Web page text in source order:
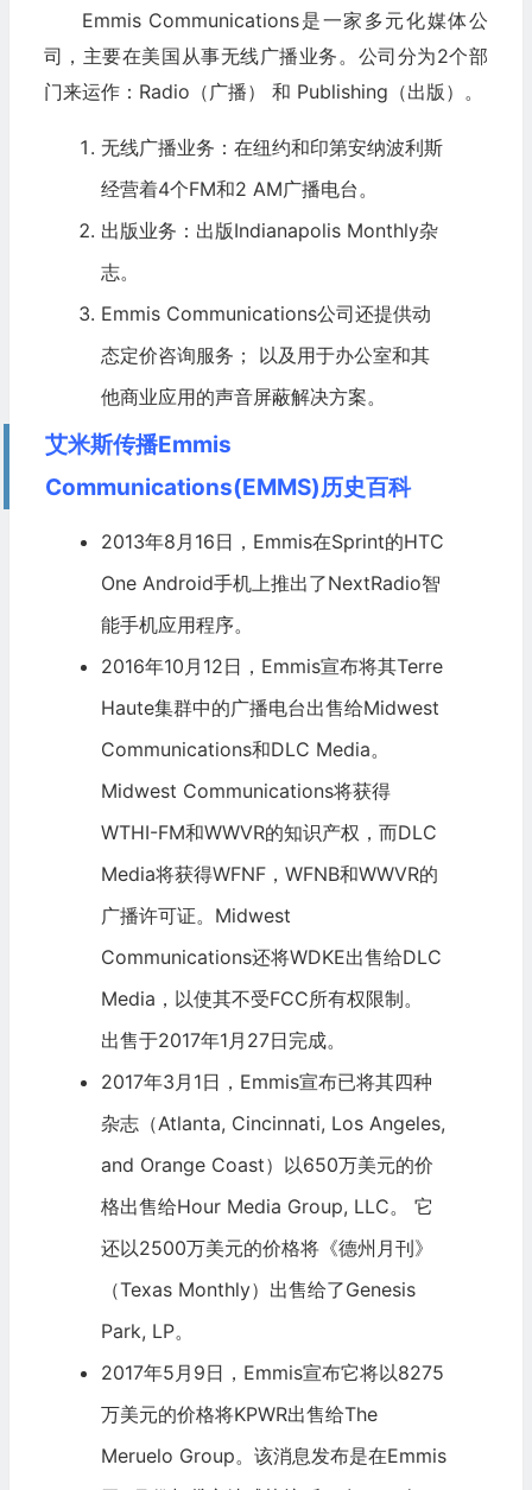
Emmis Communications是一家多元化媒体公
司，主要在美国从事无线广播业务。公司分为2个部
门来运作：Radio（广播） 和 Publishing（出版）。
无线广播业务：在纽约和印第安纳波利斯
经营着4个FM和2 AM广播电台。
出版业务：出版Indianapolis Monthly杂
志。
Emmis Communications公司还提供动
态定价咨询服务； 以及用于办公室和其
他商业应用的声音屏蔽解决方案。
艾米斯传播Emmis
Communications(EMMS)历史百科
2013年8月16日，Emmis在Sprint的HTC
One Android手机上推出了NextRadio智
能手机应用程序。
2016年10月12日，Emmis宣布将其Terre
Haute集群中的广播电台出售给Midwest
Communications和DLC Media。
Midwest Communications将获得
WTHI-FM和WWVR的知识产权，而DLC
Media将获得WFNF，WFNB和WWVR的
广播许可证。Midwest
Communications还将WDKE出售给DLC
Media，以使其不受FCC所有权限制。
出售于2017年1月27日完成。
2017年3月1日，Emmis宣布已将其四种
杂志（Atlanta, Cincinnati, Los Angeles,
and Orange Coast）以650万美元的价
格出售给Hour Media Group, LLC。 它
还以2500万美元的价格将《德州月刊》
（Texas Monthly）出售给了Genesis
Park, LP。
2017年5月9日，Emmis宣布它将以8275
万美元的价格将KPWR出售给The
Meruelo Group。该消息发布是在Emmis